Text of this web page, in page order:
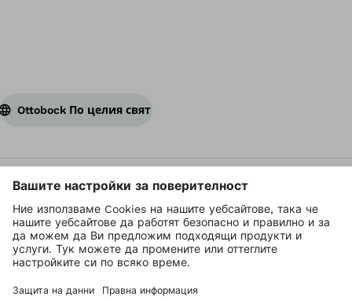
Ottobock По целия свят
Авторските права се притежават от Ottobock
Настройки за поверителност
Поверителност
Условия за ползване